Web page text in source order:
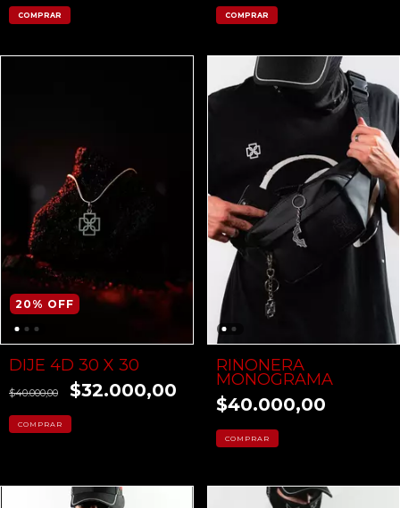
COMPRAR COMPRAR
20 % OFF
DIJE 4D 30 X 30
$40.000,00 $32.000,00
RIÑONERA
MONOGRAMA
$40.000,00